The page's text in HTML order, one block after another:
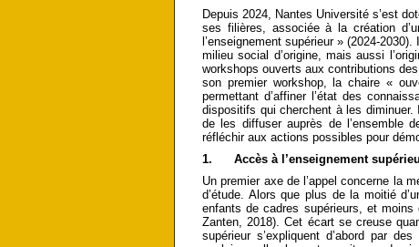
Depuis 2024, Nantes Université s’est
ses filières, associée à la création
l’enseignement supérieur » (2024-
milieu social d’origine, mais aussi
workshops ouverts aux contributions
son premier workshop, la chaire «
permettant d’affiner l’état des
dispositifs qui cherchent à les
de les diffuser auprès de l’ensemble
réfléchir aux actions possibles pour
1. Accès à l’enseignement
Un premier axe de l’appel concerne la
d’étude. Alors que plus de la moitié
enfants de cadres supérieurs, et
Zanten, 2018). Cet écart se creuse
supérieur s’expliquent d’abord par